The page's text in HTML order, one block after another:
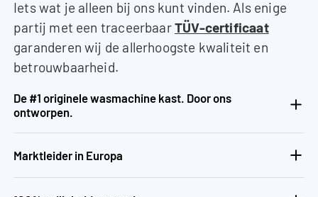
Iets wat je alleen bij ons kunt vinden. Als enige
partij met een traceerbaarTÜV-certificaat
garanderen wij de allerhoogste kwaliteit en
betrouwbaarheid.
De #1 originele wasmachine kast. Door ons
ontworpen.
Marktleider in Europa